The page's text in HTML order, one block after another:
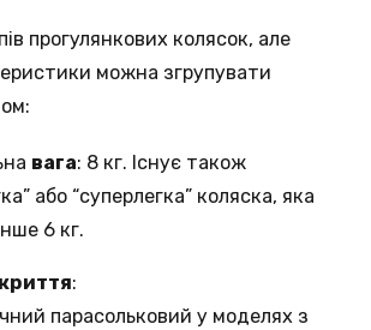
прогулянкових колясок, але
можна згрупувати
вага: 8 кг. Існує також
або “суперлегка” коляска, яка
6 кг.
:
парасольковий у моделях з